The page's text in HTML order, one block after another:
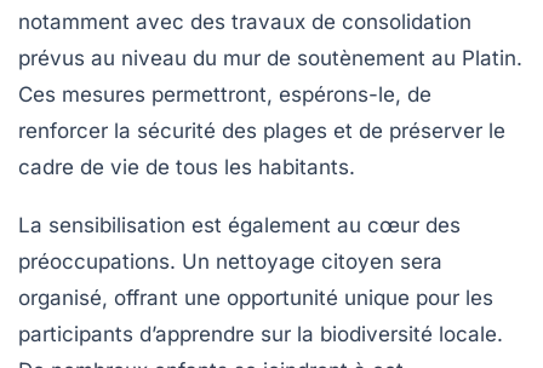
notamment avec des travaux de consolidation
prévus au niveau du mur de soutènement au Platin.
Ces mesures permettront, espérons-le, de
renforcer la sécurité des plages et de préserver le
cadre de vie de tous les habitants.
La sensibilisation est également au cœur des
préoccupations. Un nettoyage citoyen sera
organisé, offrant une opportunité unique pour les
participants d’apprendre sur la biodiversité locale.